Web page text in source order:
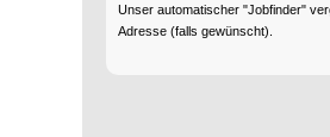
Unser automatischer "Jobfinder"
Adresse (falls gewünscht).